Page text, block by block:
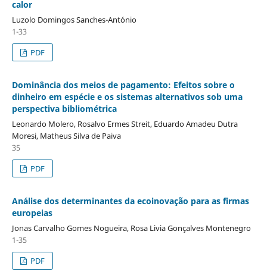
calor
Luzolo Domingos Sanches-António
1-33
PDF
Dominância dos meios de pagamento: Efeitos sobre o
dinheiro em espécie e os sistemas alternativos sob uma
perspectiva bibliométrica
Leonardo Molero, Rosalvo Ermes Streit, Eduardo Amadeu Dutra
Moresi, Matheus Silva de Paiva
35
PDF
Análise dos determinantes da ecoinovação para as firmas
europeias
Jonas Carvalho Gomes Nogueira, Rosa Livia Gonçalves Montenegro
1-35
PDF